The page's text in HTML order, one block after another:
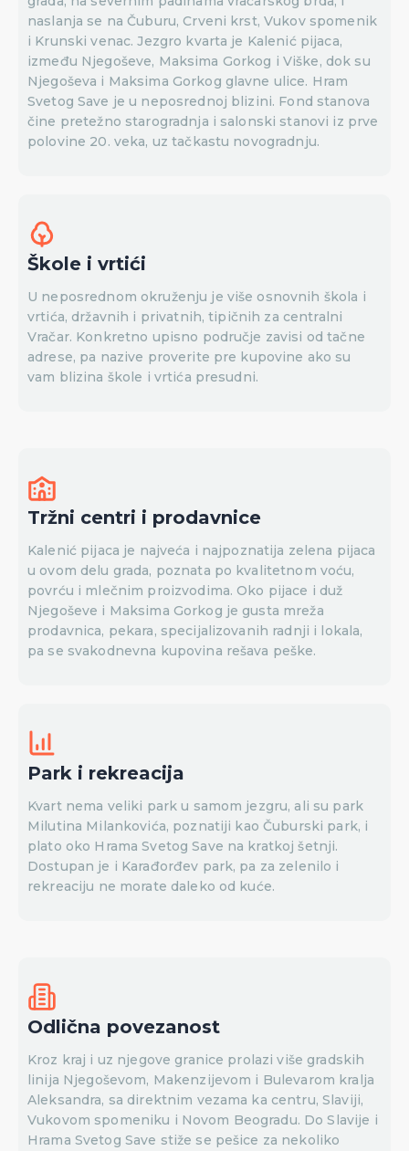
naslanja se na Čuburu, Crveni krst, Vukov spomenik
i Krunski venac. Jezgro kvarta je Kalenić pijaca,
između Njegoševe, Maksima Gorkog i Viške, dok su
Njegoševa i Maksima Gorkog glavne ulice. Hram
Svetog Save je u neposrednoj blizini. Fond stanova
čine pretežno starogradnja i salonski stanovi iz prve
polovine 20. veka, uz tačkastu novogradnju.
Škole i vrtići
U neposrednom okruženju je više osnovnih škola i
vrtića, državnih i privatnih, tipičnih za centralni
Vračar. Konkretno upisno područje zavisi od tačne
adrese, pa nazive proverite pre kupovine ako su
vam blizina škole i vrtića presudni.
Tržni centri i prodavnice
Kalenić pijaca je najveća i najpoznatija zelena pijaca
u ovom delu grada, poznata po kvalitetnom voću,
povrću i mlečnim proizvodima. Oko pijace i duž
Njegoševe i Maksima Gorkog je gusta mreža
prodavnica, pekara, specijalizovanih radnji i lokala,
pa se svakodnevna kupovina rešava peške.
Park i rekreacija
Kvart nema veliki park u samom jezgru, ali su park
Milutina Milankovića, poznatiji kao Čuburski park, i
plato oko Hrama Svetog Save na kratkoj šetnji.
Dostupan je i Karađorđev park, pa za zelenilo i
rekreaciju ne morate daleko od kuće.
Odlična povezanost
Kroz kraj i uz njegove granice prolazi više gradskih
linija Njegoševom, Makenzijevom i Bulevarom kralja
Aleksandra, sa direktnim vezama ka centru, Slaviji,
Vukovom spomeniku i Novom Beogradu. Do Slavije i
Hrama Svetog Save stiže se pešice za nekoliko